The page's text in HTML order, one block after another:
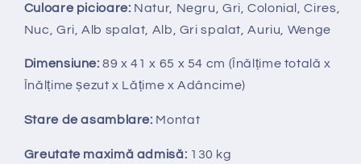
Culoare picioare: Natur, Negru, Gri, Colonial, Cires,
Nuc, Gri, Alb spalat, Alb, Gri spalat, Auriu, Wenge
Dimensiune: 89 x 41 x 65 x 54 cm (Înălțime totală x
Înălțimeșezut x Lățime x Adâncime)
Stare de asamblare: Montat
Greutate maximă admisă: 130 kg